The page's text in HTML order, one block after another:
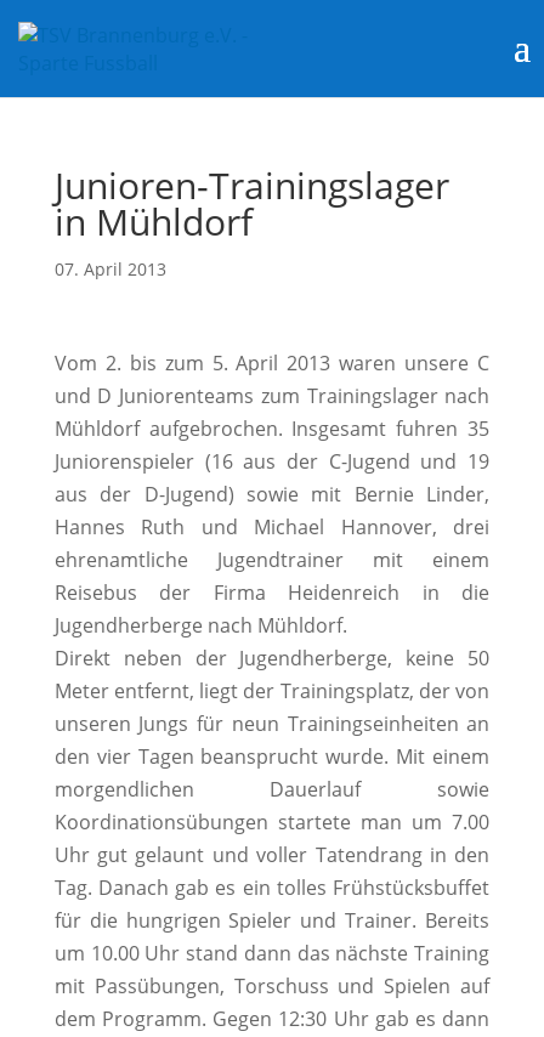
Junioren-Trainingslager
in Mühldorf
07. April 2013
Vom 2. bis zum 5. April 2013 waren unsere C
und D Juniorenteams zum Trainingslager nach
Mühldorf aufgebrochen. Insgesamt fuhren 35
Juniorenspieler (16 aus der C-Jugend und 19
aus der D-Jugend) sowie mit Bernie Linder,
Hannes Ruth und Michael Hannover, drei
ehrenamtliche Jugendtrainer mit einem
Reisebus der Firma Heidenreich in die
Jugendherberge nach Mühldorf.
Direkt neben der Jugendherberge, keine 50
Meter entfernt, liegt der Trainingsplatz, der von
unseren Jungs für neun Trainingseinheiten an
den vier Tagen beansprucht wurde. Mit einem
morgendlichen Dauerlauf sowie
Koordinationsübungen startete man um 7.00
Uhr gut gelaunt und voller Tatendrang in den
Tag. Danach gab es ein tolles Frühstücksbuffet
für die hungrigen Spieler und Trainer. Bereits
um 10.00 Uhr stand dann das nächste Training
mit Passübungen, Torschuss und Spielen auf
dem Programm. Gegen 12:30 Uhr gab es dann